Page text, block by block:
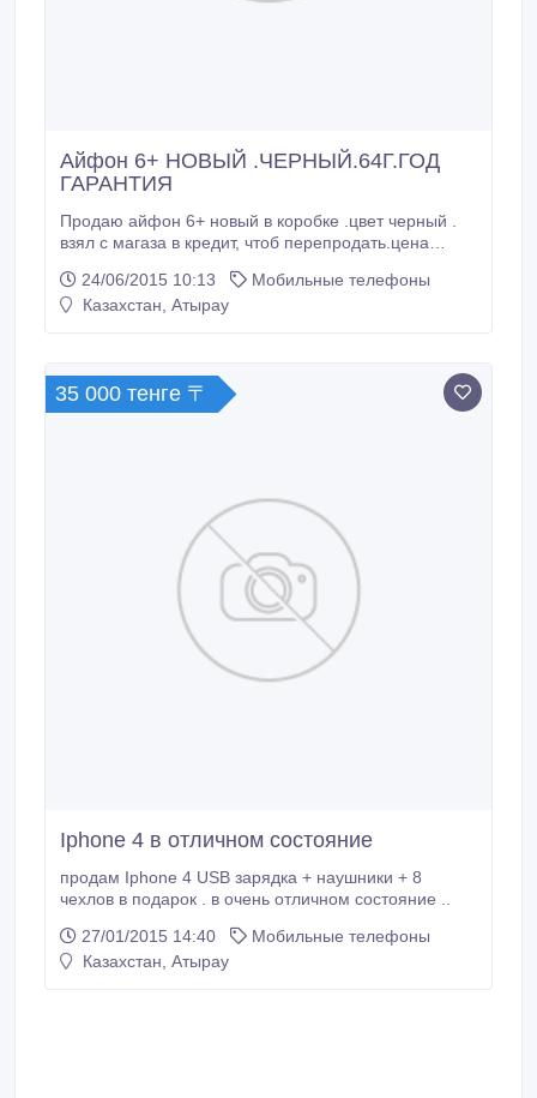
Айфон 6+ НОВЫЙ .ЧЕРНЫЙ.64Г.ГОД
ГАРАНТИЯ
Продаю айфон 6+ новый в коробке .цвет черный .
взял с магаза в кредит, чтоб перепродать.цена
год.память 64 гг.
24/06/2015 10:13
Мобильные телефоны
Казахстан, Атырау
35 000 тенге 〒
Iphone 4 в отличном состояние
продам Iphone 4 USB зарядка + наушники + 8
чехлов в подарок . в очень отличном состояние ..
27/01/2015 14:40
Мобильные телефоны
Казахстан, Атырау